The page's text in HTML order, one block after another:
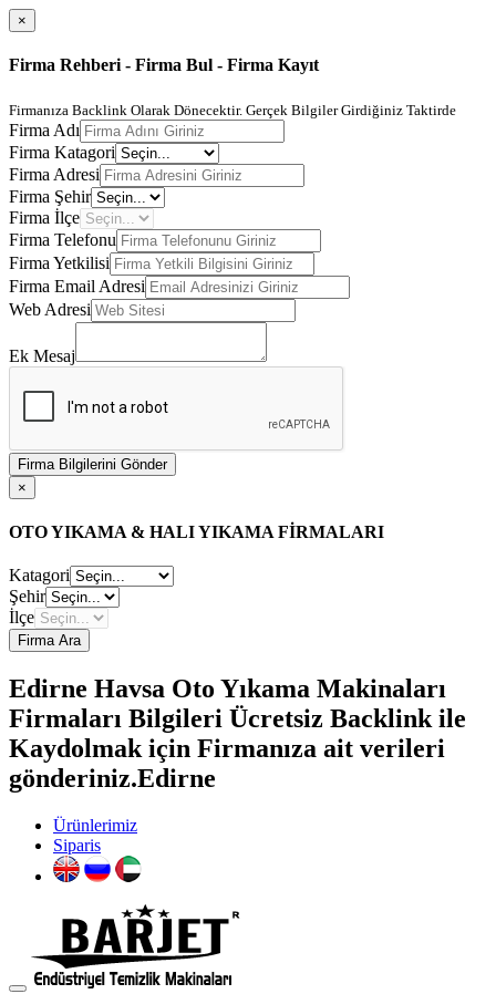
×
Firma Rehberi - Firma Bul - Firma Kayıt
Firmanıza Backlink Olarak Dönecektir. Gerçek Bilgiler Girdiğiniz Taktirde
Firma Adı
Firma Katagori
Firma Adresi
Firma Şehir
Firma İlçe
Firma Telefonu
Firma Yetkilisi
Firma Email Adresi
Web Adresi
Ek Mesaj
Firma Bilgilerini Gönder
×
OTO YIKAMA & HALI YIKAMA FİRMALARI
Katagori
Şehir
İlçe
Firma Ara
Edirne Havsa Oto Yıkama Makinaları
Firmaları Bilgileri Ücretsiz Backlink ile
Kaydolmak için Firmanıza ait verileri
gönderiniz.Edirne
Ürünlerimiz
Siparis